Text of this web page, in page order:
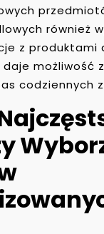
również
z produktami
możliwość
codziennych